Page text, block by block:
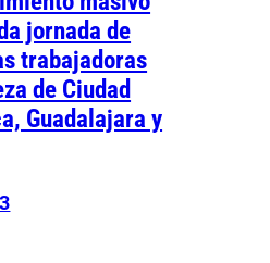
jornada de
trabajadoras
de Ciudad
Guadalajara y